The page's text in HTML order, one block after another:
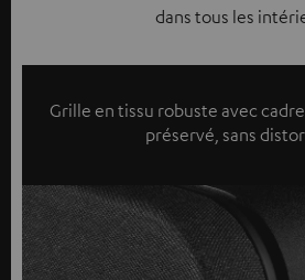
dans tous les
Grille en tissu robuste avec
préservé, sans